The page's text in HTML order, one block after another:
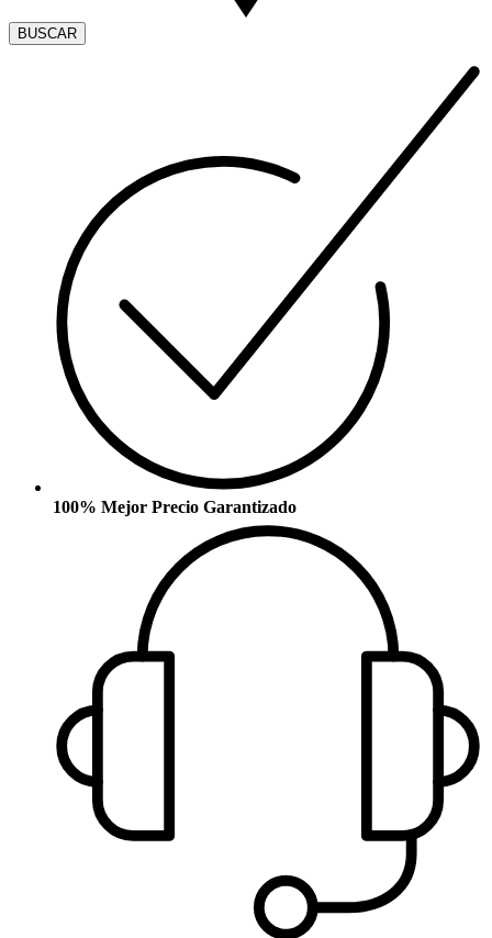
BUSCAR
100% Mejor Precio Garantizado